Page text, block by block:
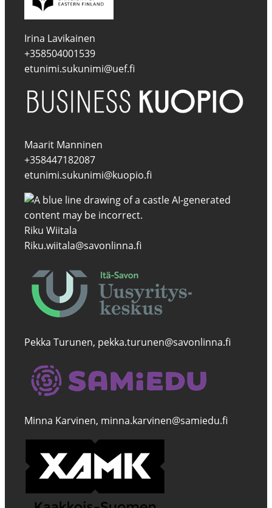
Irina Lavikainen
+358504001539
etunimi.sukunimi@uef.fi
Maarit Manninen
+358447182087
etunimi.sukunimi@kuopio.fi
Riku Wiitala
Riku.wiitala@savonlinna.fi
Pekka Turunen, pekka.turunen@savonlinna.fi
Minna Karvinen, minna.karvinen@samiedu.fi